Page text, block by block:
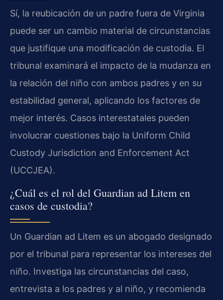
Sí, la reubicación de un padre fuera de Virginia
puede ser un cambio material de circunstancias
que justifique una modificación de custodia. El
tribunal examinará el impacto de la mudanza en
la relación del niño con ambos padres y en su
estabilidad general, aplicando los factores de
mejor interés. Casos interestatales pueden
involucrar cuestiones bajo la Uniform Child
Custody Jurisdiction and Enforcement Act
(UCCJEA).
¿Cuál es el rol del Guardian ad Litem en
casos de custodia?
Un Guardian ad Litem es un abogado designado
por el tribunal para representar los intereses del
niño. Investiga las circunstancias del caso,
entrevista a los padres y al niño, y recomienda